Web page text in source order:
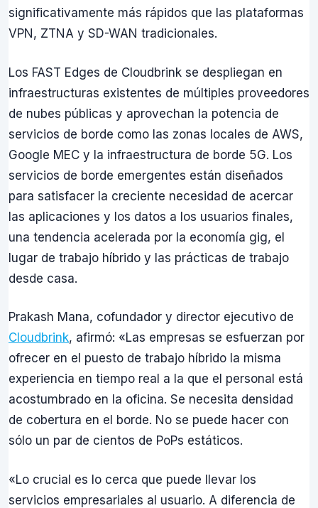
significativamente más rápidos que las plataformas
VPN, ZTNA y SD-WAN tradicionales.
Los FAST Edges de Cloudbrink se despliegan en
infraestructuras existentes de múltiples proveedores
de nubes públicas y aprovechan la potencia de
servicios de borde como las zonas locales de AWS,
Google MEC y la infraestructura de borde 5G. Los
servicios de borde emergentes están diseñados
para satisfacer la creciente necesidad de acercar
las aplicaciones y los datos a los usuarios finales,
una tendencia acelerada por la economía gig, el
lugar de trabajo híbrido y las prácticas de trabajo
desde casa.
Prakash Mana, cofundador y director ejecutivo de
Cloudbrink, afirmó: «Las empresas se esfuerzan por
ofrecer en el puesto de trabajo híbrido la misma
experiencia en tiempo real a la que el personal está
acostumbrado en la oficina. Se necesita densidad
de cobertura en el borde. No se puede hacer con
sólo un par de cientos de PoPs estáticos.
«Lo crucial es lo cerca que puede llevar los
servicios empresariales al usuario. A diferencia de